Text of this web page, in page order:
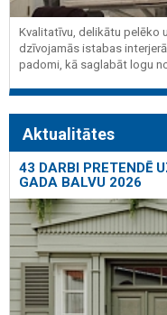
Kvalitatīvu, delikātu pelēko
dzīvojamās istabas
padomi, kā saglabāt logu
Aktualitātes
43 DARBI PRETENDĒ
GADA BALVU 2026